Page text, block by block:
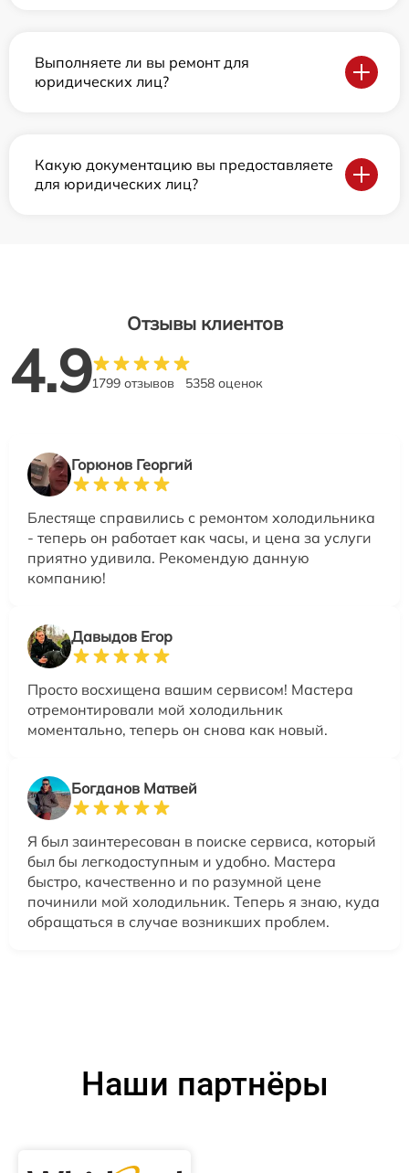
Выполняете ли вы ремонт для
юридических лиц?
Какую документацию вы предоставляете
для юридических лиц?
Отзывы клиентов
4.91799 отзывов 5358 оценок
Горюнов Георгий
Блестяще справились с ремонтом холодильника
- теперь он работает как часы, и цена за услуги
приятно удивила. Рекомендую данную
компанию!
Давыдов Егор
Просто восхищена вашим сервисом! Мастера
отремонтировали мой холодильник
моментально, теперь он снова как новый.
Богданов Матвей
Я был заинтересован в поиске сервиса, который
был бы легкодоступным и удобно. Мастера
быстро, качественно и по разумной цене
починили мой холодильник. Теперь я знаю, куда
обращаться в случае возникших проблем.
Наши партнёры